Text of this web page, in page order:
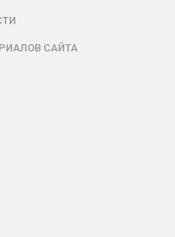
САЙТА